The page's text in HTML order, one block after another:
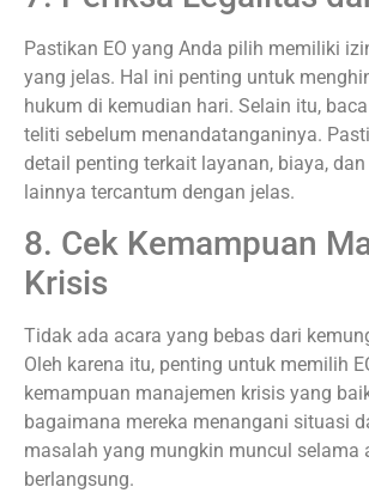
Pastikan EO yang Anda pilih memiliki
yang jelas. Hal ini penting untuk
hukum di kemudian hari. Selain itu,
teliti sebelum menandatanganinya.
detail penting terkait layanan, biaya,
lainnya tercantum dengan jelas.
8. Cek Kemampuan
Krisis
Tidak ada acara yang bebas dari
Oleh karena itu, penting untuk memilih
kemampuan manajemen krisis yang
bagaimana mereka menangani situasi
masalah yang mungkin muncul selama
berlangsung.